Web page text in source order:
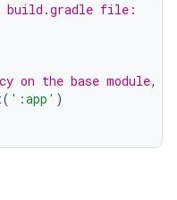
build.gradle file:
on the base module,
( ':app' )